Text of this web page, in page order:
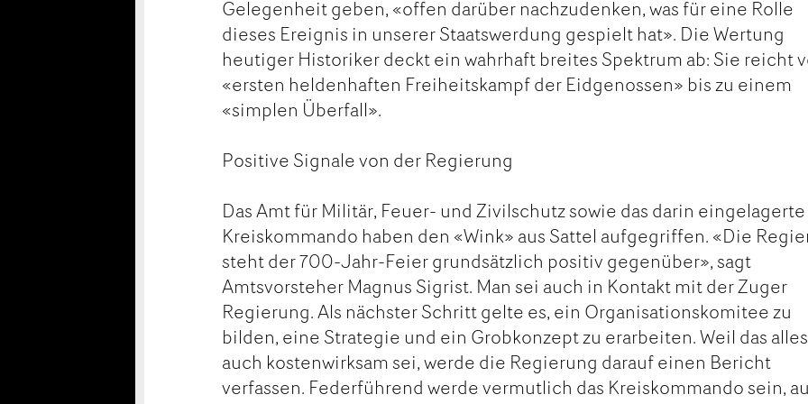
Gelegenheit geben, «offen darüber nachzudenken, was für eine Rolle
dieses Ereignis in unserer Staatswerdung gespielt hat». Die Wertung
heutiger Historiker deckt ein wahrhaft breites Spektrum ab: Sie reicht
«ersten heldenhaften Freiheitskampf der Eidgenossen» bis zu einem
«simplen Überfall».
Positive Signale von der Regierung
Das Amt für Militär, Feuer- und Zivilschutz sowie das darin eingelagerte
Kreiskommando haben den «Wink» aus Sattel aufgegriffen. «Die
steht der 700-Jahr-Feier grundsätzlich positiv gegenüber», sagt
Amtsvorsteher Magnus Sigrist. Man sei auch in Kontakt mit der Zuger
Regierung. Als nächster Schritt gelte es, ein Organisationskomitee zu
bilden, eine Strategie und ein Grobkonzept zu erarbeiten. Weil das alles
auch kostenwirksam sei, werde die Regierung darauf einen Bericht
verfassen. Federführend werde vermutlich das Kreiskommando sein,